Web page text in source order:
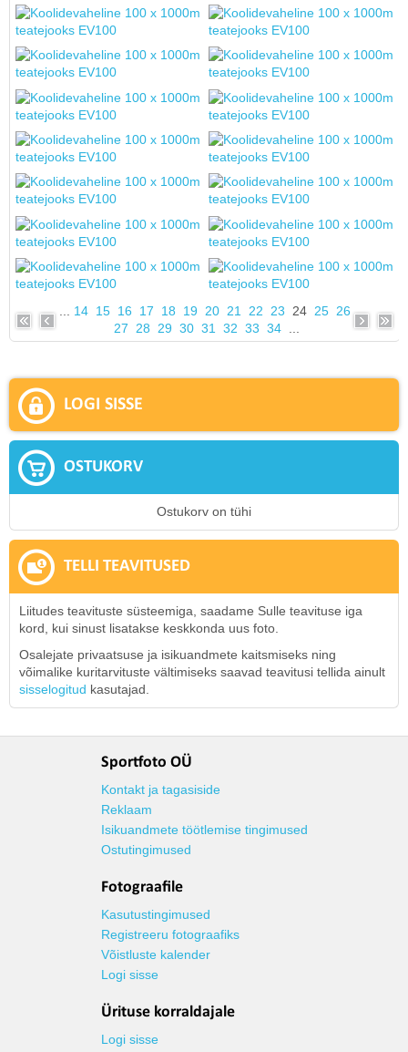
14 15 16 17 18 19 20 21 22 23 24 25 26
27
28 29 30 31 32 33 34...
LOGI SISSE
OSTUKORV
Ostukorv on tühi
TELLI TEAVITUSED
Liitudes teavituste süsteemiga, saadame Sulle teavituse iga
kord, kui sinust lisatakse keskkonda uus foto.
Osalejate privaatsuse ja isikuandmete kaitsmiseks ning
võimalike kuritarvituste vältimiseks saavad teavitusi tellida ainult
sisselogitud kasutajad.
Sportfoto OÜ
Kontakt ja tagasiside
Reklaam
Isikuandmete töötlemise tingimused
Ostutingimused
Fotograafile
Kasutustingimused
Registreeru fotograafiks
Võistluste kalender
Logi sisse
Ürituse korraldajale
Logi sisse